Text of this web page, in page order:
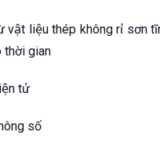
liệu thép không rỉ sơn
thời gian
tử
số